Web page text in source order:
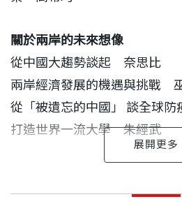
關於兩岸的未來想像
從中國大趨勢談起 奈思比
兩岸經濟發展的機遇與挑戰
從「被遺忘的中國」 談
打造世界一流大學 朱經武
兩岸和解，共享和平紅利 馬
出版日期 2010/